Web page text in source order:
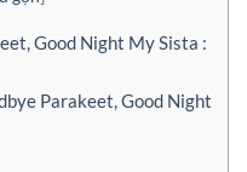
Good Night My Sista :
Parakeet, Good Night